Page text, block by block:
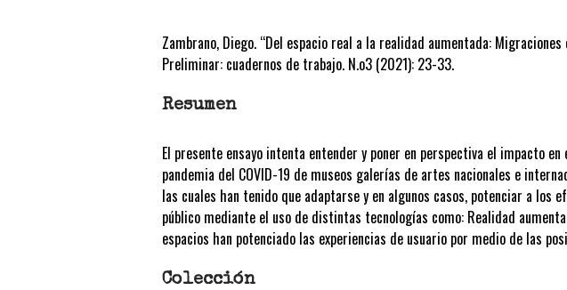
Zambrano, Diego. “Del espacio real a la realidad aumentada:
Preliminar: cuadernos de trabajo. N.o3 (2021): 23-33.
Resumen
El presente ensayo intenta entender y poner en perspectiva el impacto
pandemia del COVID-19 de museos galerías de artes nacionales e
las cuales han tenido que adaptarse y en algunos casos, potenciar a
público mediante el uso de distintas tecnologías como: Realidad
espacios han potenciado las experiencias de usuario por medio de las
Colección